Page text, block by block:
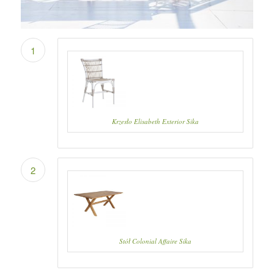
1
Krzesło Elisabeth Exterior Sika
2
Stół Colonial Affaire Sika